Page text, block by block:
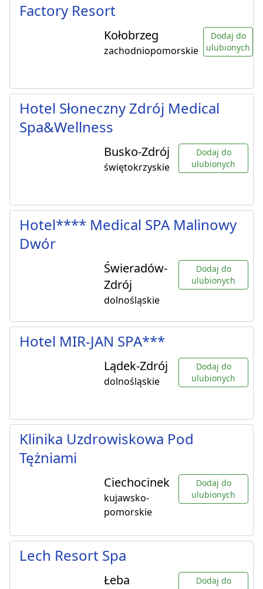
Factory Resort
Kołobrzeg
zachodniopomorskie
Dodaj do
ulubionych
Hotel Słoneczny Zdrój Medical
Spa&Wellness
Busko-Zdrój
świętokrzyskie
Dodaj do
ulubionych
Hotel**** Medical SPA Malinowy
Dwór
Świeradów-
Zdrój
dolnośląskie
Dodaj do
ulubionych
Hotel MIR-JAN SPA***
Lądek-Zdrój
dolnośląskie
Dodaj do
ulubionych
Klinika Uzdrowiskowa Pod
Tężniami
Ciechocinek
kujawsko-
pomorskie
Dodaj do
ulubionych
Lech Resort Spa
Łeba
Dodaj do